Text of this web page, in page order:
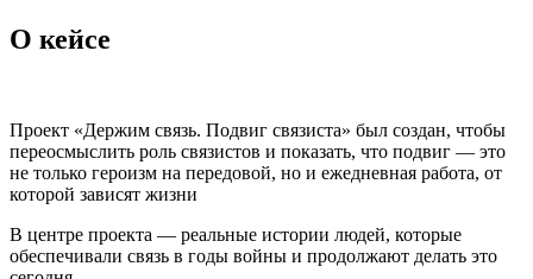
О кейсе
Проект «Держим связь. Подвиг связиста» был создан, чтобы
переосмыслить роль связистов и показать, что подвиг — это
не только героизм на передовой, но и ежедневная работа, от
которой зависят жизни
В центре проекта — реальные истории людей, которые
обеспечивали связь в годы войны и продолжают делать это